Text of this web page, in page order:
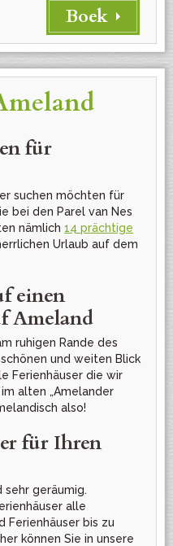
Boek
für
suchen möchten für
bei den Parel van Nes
nämlich 14 prächtige
Urlaub auf dem
einen
Ameland
ruhigen Rande des
und weiten Blick
Ferienhäuser die wir
alten „Amelander
also!
für Ihren
sehr geräumig.
alle
Ferienhäuser bis zu
können Sie in unsere